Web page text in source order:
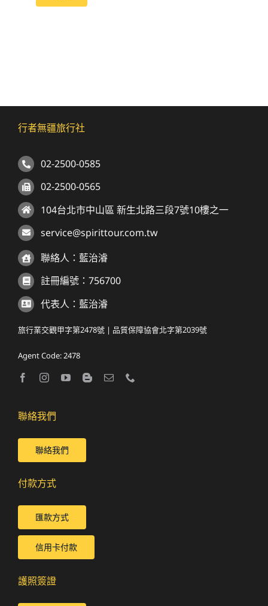
行者無疆旅行社
02-2500-0585
02-2500-0565
104台北市中山區 新生北路三段7號10樓之一
service@spirittour.com.tw
聯絡人：藍治濬
註冊編號：756700
代表人：藍治濬
旅行業交觀甲字第2478號 | 品質保障協會北字第2039號
Agent Code: 2478
聯絡我們
聯絡我們
付款方式
匯款方式
信用卡付款
護照簽證